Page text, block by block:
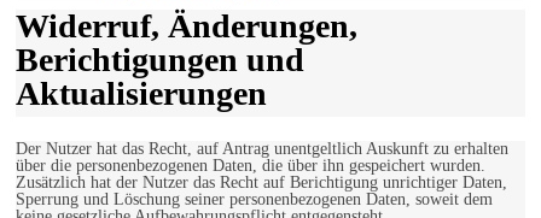
Widerruf, Änderungen,
Berichtigungen und
Aktualisierungen
Der Nutzer hat das Recht, auf Antrag unentgeltlich Auskunft zu erhalten
über die personenbezogenen Daten, die über ihn gespeichert wurden.
Zusätzlich hat der Nutzer das Recht auf Berichtigung unrichtiger Daten,
Sperrung und Löschung seiner personenbezogenen Daten, soweit dem